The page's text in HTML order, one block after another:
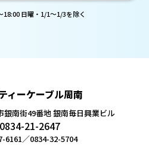
18:00 日曜・1/1～1/3を除く
ィーケーブル周南
銀南街49番地銀南毎日興業ビル
21-2647
6161／0834-32-5704